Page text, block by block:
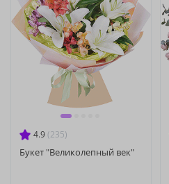
4.9 (235)
Букет "Великолепный век"